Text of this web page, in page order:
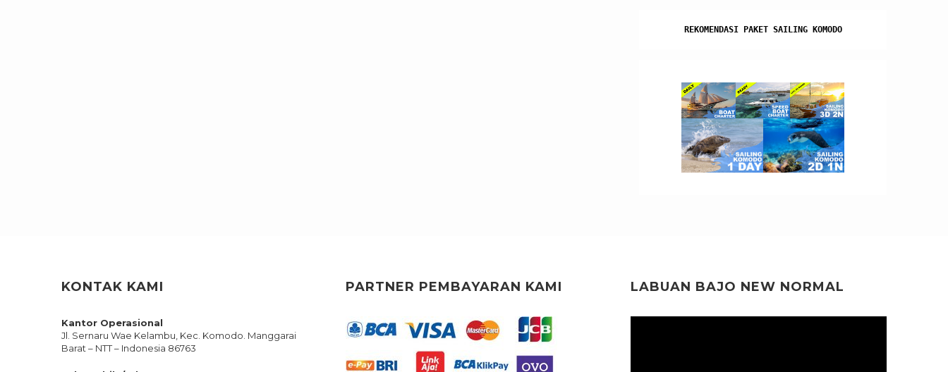
REKOMENDASI PAKET SAILING KOMODO
KONTAK KAMI
Kantor Operasional
Jl. Sernaru Wae Kelambu, Kec. Komodo. Manggarai
Barat – NTT – Indonesia 86763
PARTNER PEMBAYARAN KAMI LABUAN BAJO NEW NORMAL